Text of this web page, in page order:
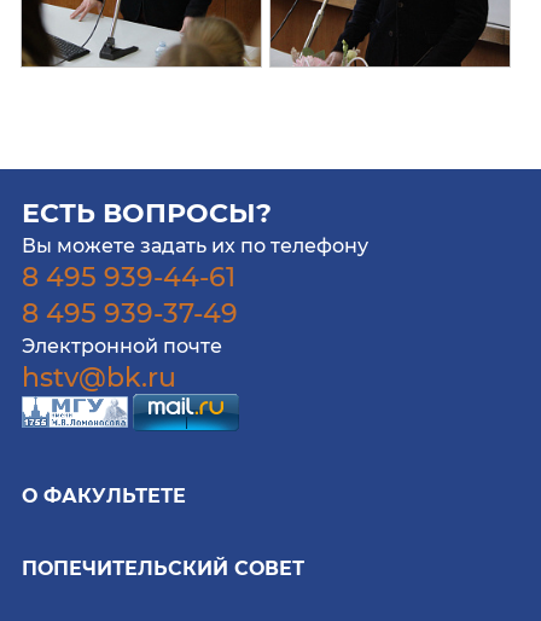
ЕСТЬ ВОПРОСЫ?
Вы можете задать их по телефону
8 495 939-44-61
8 495 939-37-49
Электронной почте
hstv@bk.ru
О ФАКУЛЬТЕТЕ
ПОПЕЧИТЕЛЬСКИЙ СОВЕТ